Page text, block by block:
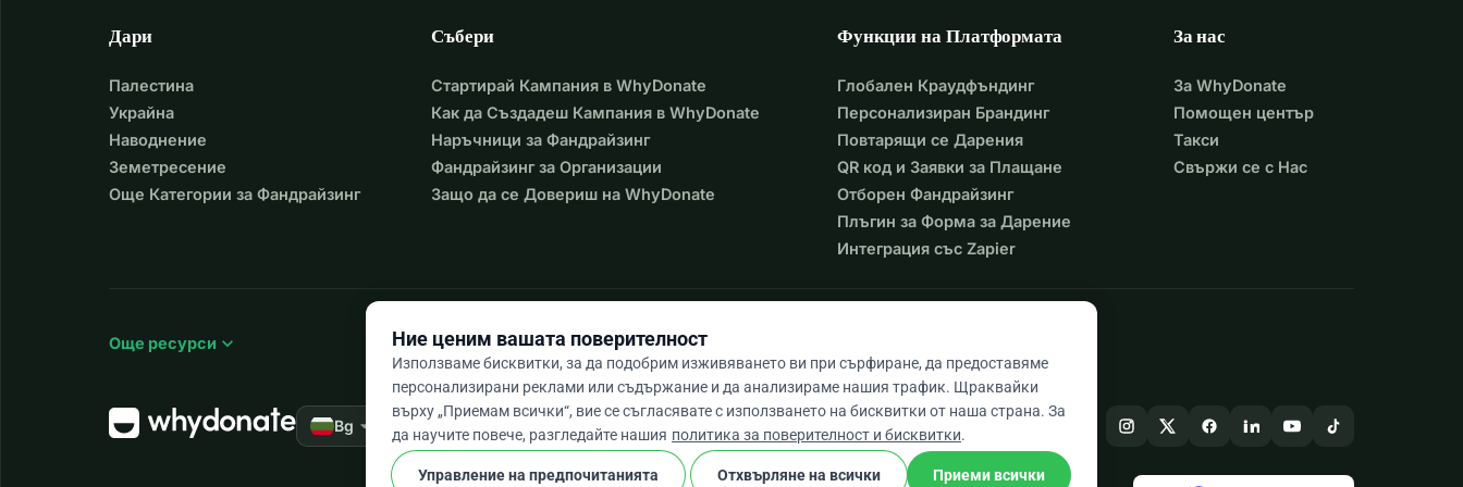
Дари
Палестина
Украйна
Наводнение
Земетресение
Още Категории за Фандрайзинг
Събери
Стартирай Кампания в WhyDonate
Как да Създадеш Кампания в WhyDonate
Наръчници за Фандрайзинг
Фандрайзинг за Организации
Защо да се Довериш на WhyDonate
Функции на Платформата
Глобален Краудфъндинг
Персонализиран Брандинг
Повтарящи се Дарения
QR код и Заявки за Плащане
Отборен Фандрайзинг
Плъгин за Форма за Дарение
Интеграция със Zapier
За нас
За WhyDonate
Помощен център
Такси
Свържи се с Нас
Още ресурси expand_more
Bg arrow_drop_down ★★★★★ 4,9 / 5 въз основа на 500+ отзива
Ние ценим вашата поверителност
Използваме бисквитки, за да подобрим изживяването ви при сърфиране, да предоставяме
персонализирани реклами или съдържание и да анализираме нашия трафик. Щраквайки
върху „Приемам всички“, вие се съгласявате с използването на бисквитки от наша страна. За
да научите повече, разгледайте нашия политика за поверителност и бисквитки.
Управление на предпочитанията Отхвърляне на всички Приеми всички